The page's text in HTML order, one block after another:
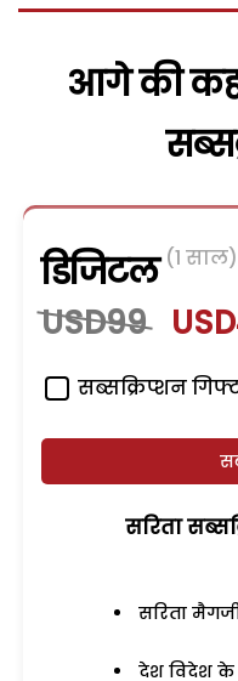
आगे की
डिजिटल (1 साल)
USD99
सब्सक्रिप्शन
सरिता
सरिता
देश विदेश के